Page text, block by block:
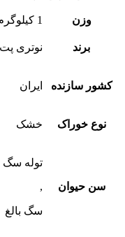
وزن 1 کیلوگرم
برند نوتری پت Nutri Pet
کشور سازنده ایران
نوع خوراک خشک
سن حیوان
توله سگ
,
سگ بالغ